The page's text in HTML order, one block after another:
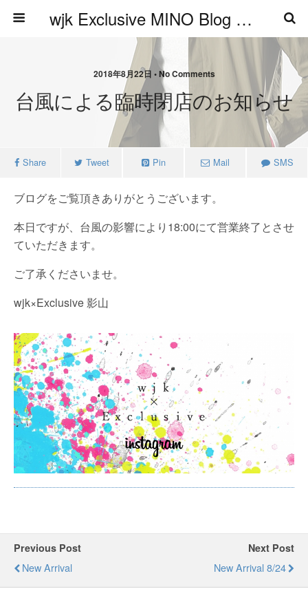
wjk Exclusive MINO Blog ブログ
2018年8月22日 • No Comments
台風による臨時閉店のお知らせ
Share Tweet Pin Mail SMS
ブログをご覧頂きありがとうございます。
本日ですが、台風の影響により18:00にて営業終了とさせ
ていただきます。
ご了承くださいませ。
wjk×Exclusive 影山
Previous Post
New Arrival
Next Post
New Arrival 8/24